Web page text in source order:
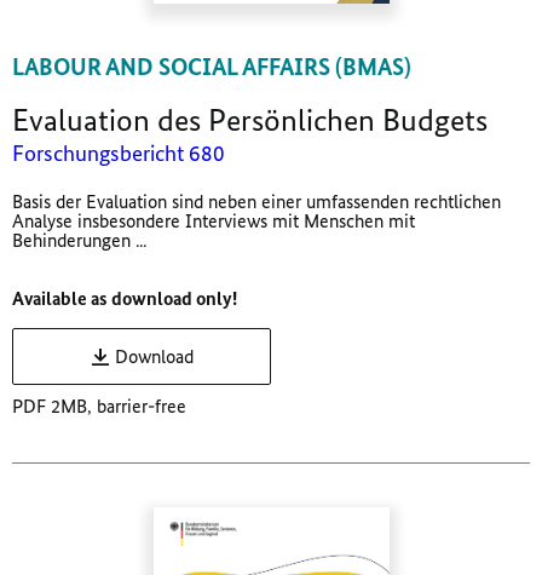
LABOUR AND SOCIAL AFFAIRS (BMAS)
Evaluation des Persönlichen Budgets
Forschungsbericht 680
Basis der Evaluation sind neben einer umfassenden rechtlichen
Analyse insbesondere Interviews mit Menschen mit
Behinderungen ...
Available as download only!
Download
PDF 2MB, barrier-free